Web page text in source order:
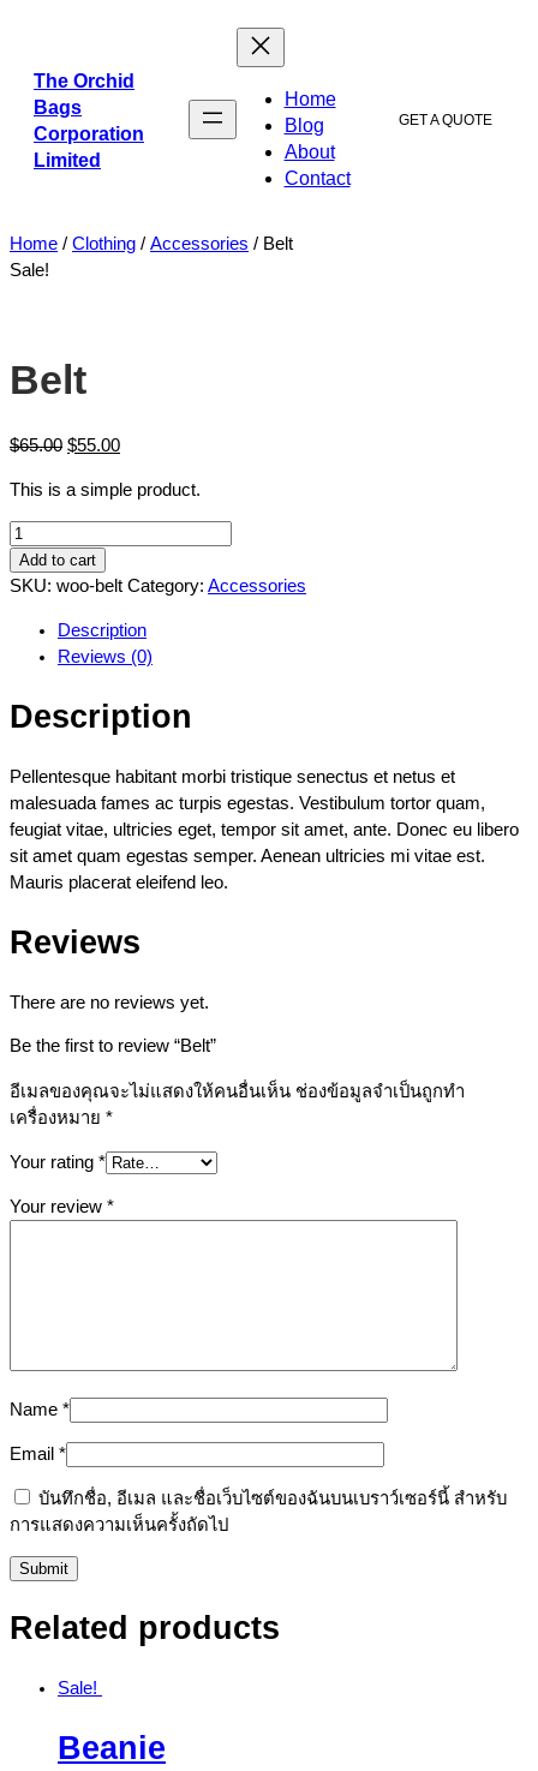
เนื้อหา
The Orchid
Bags
Corporation
Limited
Home
Blog
About
Contact
GET A QUOTE
Home / Clothing / Accessories / Belt
Sale!
Belt
$65.00 $55.00
This is a simple product.
Belt
quantity
Add to cart
SKU: woo-belt Category: Accessories
Description
Reviews (0)
Description
Pellentesque habitant morbi tristique senectus et netus et
malesuada fames ac turpis egestas. Vestibulum tortor quam,
feugiat vitae, ultricies eget, tempor sit amet, ante. Donec eu libero
sit amet quam egestas semper. Aenean ultricies mi vitae est.
Mauris placerat eleifend leo.
Reviews
There are no reviews yet.
Be the first to review “Belt”
อีเมลของคุณจะไม่แสดงให้คนอื่นเห็น ช่องข้อมูลจำเป็นถูกทำ
เครื่องหมาย *
Your rating *
Your review *
Name *
Email *
บันทึกชื่อ, อีเมล และชื่อเว็บไซต์ของฉันบนเบราว์เซอร์นี้ สำหรับ
การแสดงความเห็นครั้งถัดไป
Related products
Sale!
Beanie